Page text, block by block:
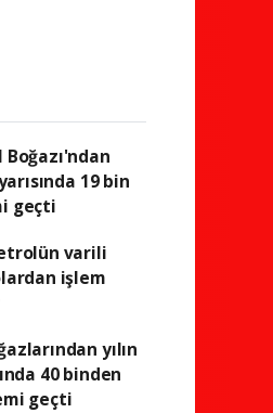
19 bin
geçti
varili
işlem
yılın
40 binden
geçti